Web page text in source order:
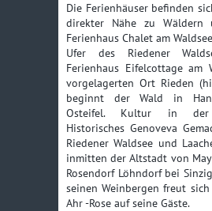
Die Ferienhäuser befinden
direkter Nähe zu Wäldern
Ferienhaus Chalet am
Ufer des Riedener
Ferienhaus Eifelcottage am
vorgelagerten Ort Rieden
beginnt der Wald in
Osteifel. Kultur in der
Historisches Genoveva
Riedener Waldsee und
inmitten der Altstadt von
Rosendorf Löhndorf bei
seinen Weinbergen freut
Ahr -Rose auf seine Gäste.